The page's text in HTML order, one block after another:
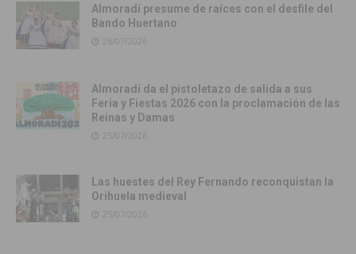
Almoradí presume de raíces con el desfile del
Bando Huertano
26/07/2026
Almoradí da el pistoletazo de salida a sus
Feria y Fiestas 2026 con la proclamación de las
Reinas y Damas
25/07/2026
Las huestes del Rey Fernando reconquistan la
Orihuela medieval
25/07/2026